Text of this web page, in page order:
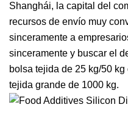
Shanghái, la capital del
recursos de envío muy
sinceramente a
sinceramente y buscar el
bolsa tejida de 25 kg/50
tejida grande de 1000 kg.